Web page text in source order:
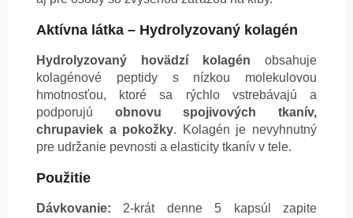
Aktívna látka – Hydrolyzovaný kolagén
Hydrolyzovaný hovädzí kolagén obsahuje
kolagénové peptidy s nízkou molekulovou
hmotnosťou, ktoré sa rýchlo vstrebávajú a
podporujú obnovu spojivových tkanív,
chrupaviek a pokožky. Kolagén je nevyhnutný
pre udržanie pevnosti a elasticity tkanív v tele.
Použitie
Dávkovanie: 2-krát denne 5 kapsúl zapite